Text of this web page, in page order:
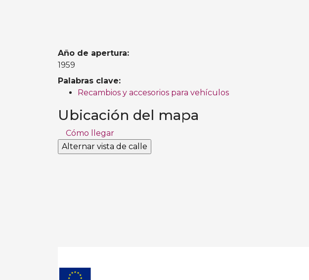
Año de apertura:
1959
Palabras clave:
Recambios y accesorios para vehículos
Ubicación del mapa
Cómo llegar